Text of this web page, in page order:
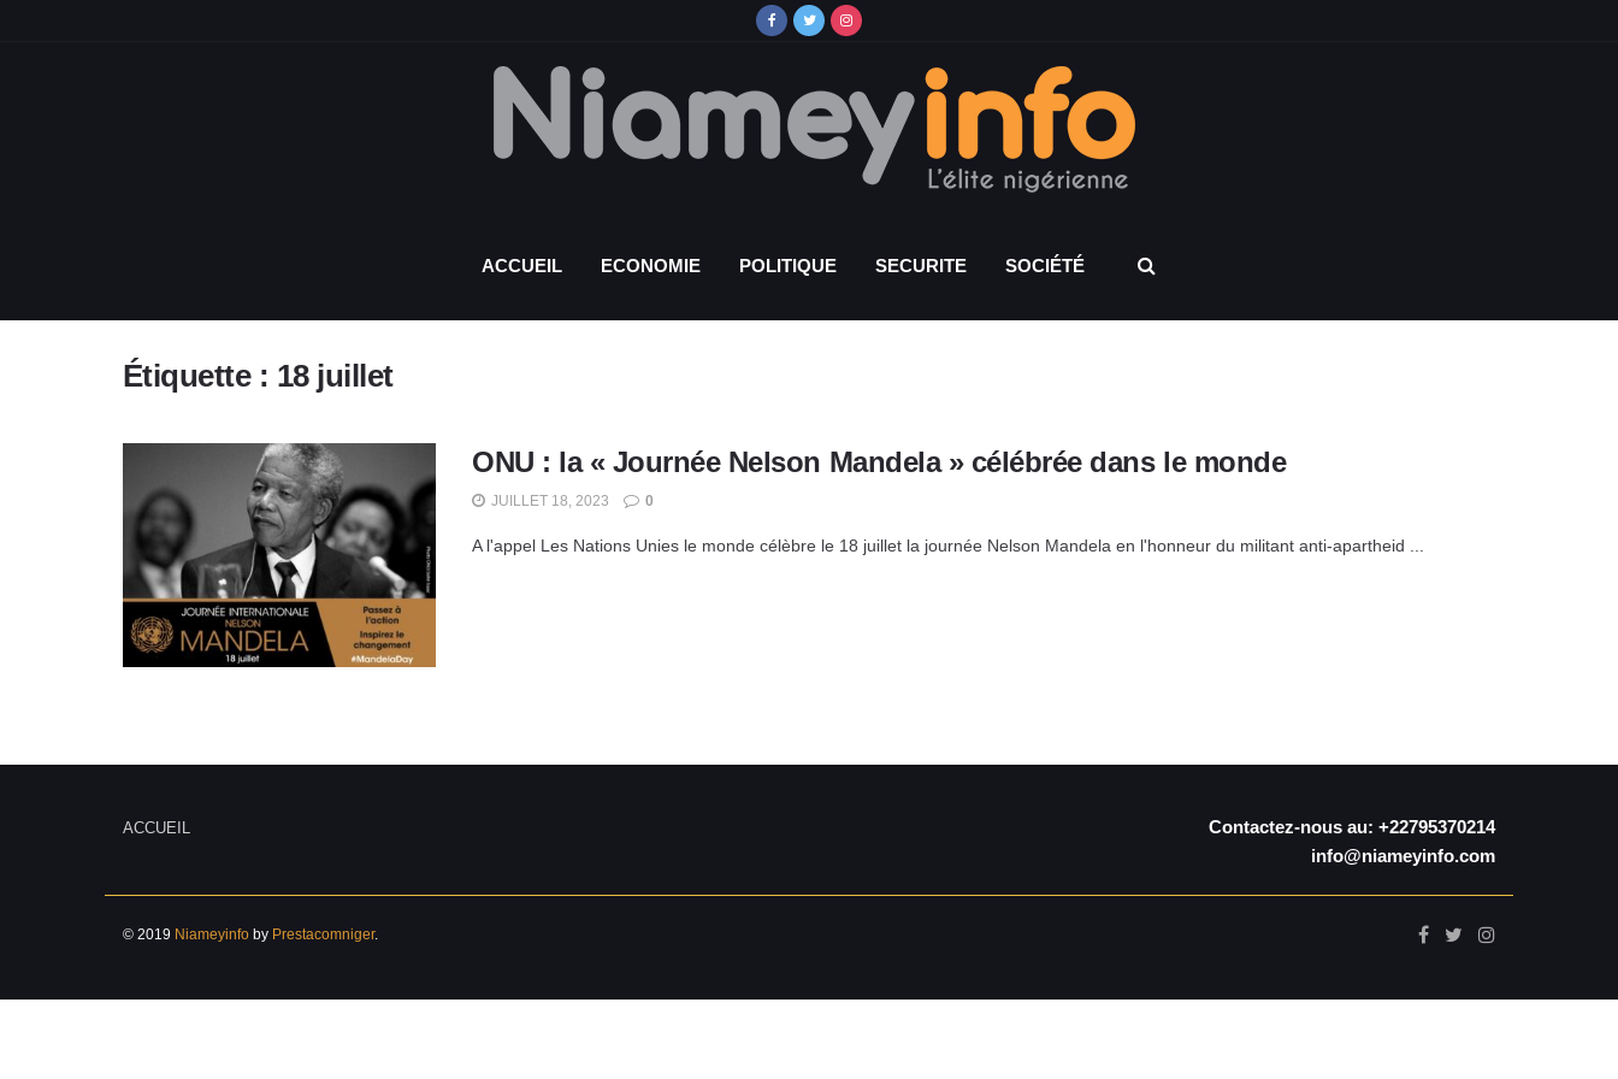
ACCUEIL ECONOMIE POLITIQUE SECURITE SOCIÉTÉ
Étiquette : 18 juillet
ONU : la « Journée Nelson Mandela » célébrée dans le monde
JUILLET 18, 2023 0
A l'appel Les Nations Unies le monde célèbre le 18 juillet la journée Nelson Mandela en l'honneur du militant anti-apartheid ...
ACCUEIL
Contactez-nous au: +22795370214
info@niameyinfo.com
© 2019 Niameyinfo by Prestacomniger.